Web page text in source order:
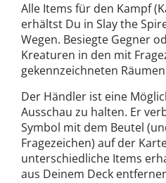
Alle Items für den Kampf
erhältst Du in Slay the
Wegen. Besiegte Gegner
Kreaturen in den mit
gekennzeichneten
Der Händler ist eine
Ausschau zu halten. Er
Symbol mit dem Beutel
Fragezeichen) auf der
unterschiedliche Items
aus Deinem Deck